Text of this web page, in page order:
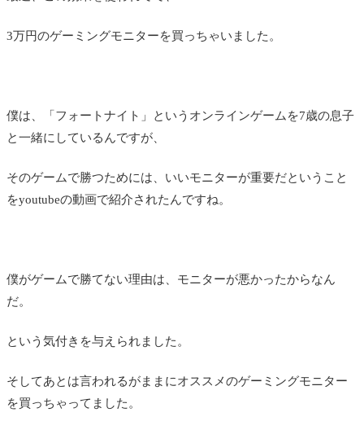
3万円のゲーミングモニターを買っちゃいました。
僕は、「フォートナイト」というオンラインゲームを7歳の息子
と一緒にしているんですが、
そのゲームで勝つためには、いいモニターが重要だということ
をyoutubeの動画で紹介されたんですね。
僕がゲームで勝てない理由は、モニターが悪かったからなん
だ。
という気付きを与えられました。
そしてあとは言われるがままにオススメのゲーミングモニター
を買っちゃってました。